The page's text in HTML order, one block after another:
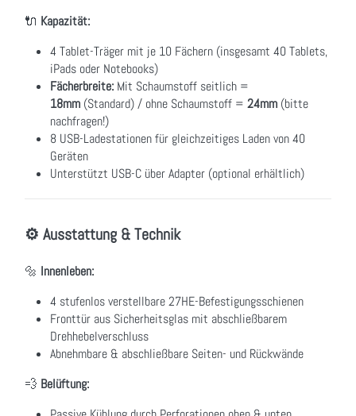
🔌 Kapazität:
4 Tablet-Träger mit je 10 Fächern (insgesamt 40 Tablets,
iPads oder Notebooks)
Fächerbreite: Mit Schaumstoff seitlich =
18mm (Standard) / ohne Schaumstoff = 24mm (bitte
nachfragen!)
8 USB-Ladestationen für gleichzeitiges Laden von 40
Geräten
Unterstützt USB-C über Adapter (optional erhältlich)
⚙️ Ausstattung & Technik
🔩 Innenleben:
4 stufenlos verstellbare 27HE-Befestigungsschienen
Fronttür aus Sicherheitsglas mit abschließbarem
Drehhebelverschluss
Abnehmbare & abschließbare Seiten- und Rückwände
💨 Belüftung: